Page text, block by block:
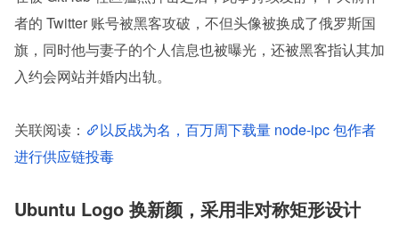
者的 Twitter 账号被黑客攻破，不但头像被换成了俄罗斯国
旗，同时他与妻子的个人信息也被曝光，还被黑客指认其加
入约会网站并婚内出轨。
关联阅读：
以反战为名，百万周下载量 node-ipc 包作者
进行供应链投毒
Ubuntu Logo 换新颜，采用非对称矩形设计